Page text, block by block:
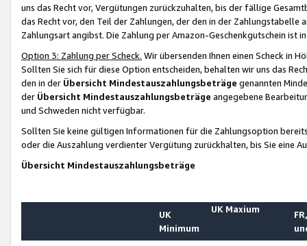
uns das Recht vor, Vergütungen zurückzuhalten, bis der fällige
das Recht vor, den Teil der Zahlungen, der den in der
Zahlungsart angibst. Die Zahlung per Amazon-Geschenkgutschein ist
Option 3: Zahlung per Scheck. Wir übersenden Ihnen einen Scheck in
Sollten Sie sich für diese Option entscheiden, behalten wir uns das
den in der Übersicht Mindestauszahlungsbeträge genannten
der Übersicht Mindestauszahlungsbeträge angegebene
und Schweden nicht verfügbar.
Sollten Sie keine gültigen Informationen für die Zahlungsoption
oder die Auszahlung verdienter Vergütung zurückhalten, bis Sie
Übersicht Mindestauszahlungsbeträge
UK
Minimum
UK Maxium